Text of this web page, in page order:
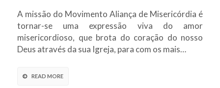
A missão do Movimento Aliança de Misericórdia é
tornar-se uma expressão viva do amor
misericordioso, que brota do coração do nosso
Deus através da sua Igreja, para com os mais…
READ MORE